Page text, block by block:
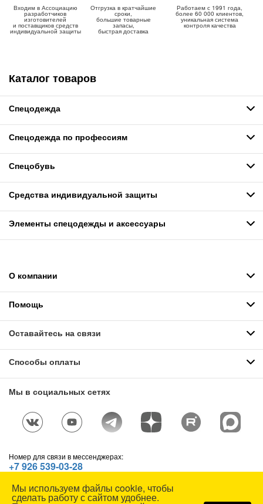
Входим в Ассоциацию
разработчиков
изготовителей
и поставщиков средств
индивидуальной защиты
Отгрузка в кратчайшие
сроки,
большие товарные
запасы,
быстрая доставка
Работаем с 1991 года,
более 60 000 клиентов,
уникальная система
контроля качества
Каталог товаров
Спецодежда
Спецодежда по профессиям
Спецобувь
Средства индивидуальной защиты
Элементы спецодежды и аксессуары
О компании
Помощь
Оставайтесь на связи
Способы оплаты
Мы в социальных сетях
Номер для связи в мессенджерах:
+7 926 539-03-28
© СОЮЗСПЕЦОДЕЖДА, 1991—2026. Все права защищены.
Использование материалов сайта без разрешения запрещено.
Мы используем файлы cookie, чтобы
сделать работу с сайтом удобнее.